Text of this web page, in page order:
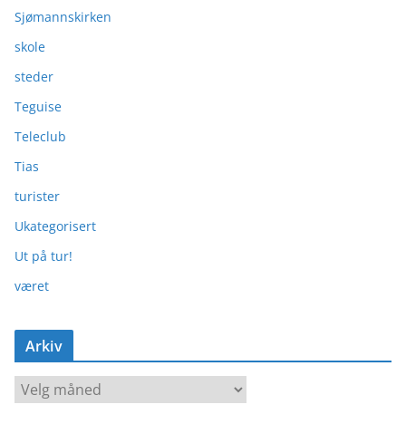
Sjømannskirken
skole
steder
Teguise
Teleclub
Tias
turister
Ukategorisert
Ut på tur!
været
Arkiv
A